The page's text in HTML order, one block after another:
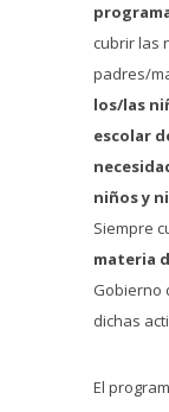
cubrir las
padres/
los/las
escolar
niños y
Siempre
materia
Gobierno
dichas
El